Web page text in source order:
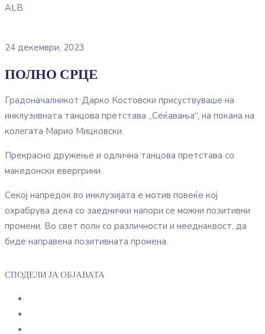
ALB
24 декември, 2023
ПОЛНО СРЦЕ
Градоначалникот Дарко Костовски присуствуваше на
инклузивната танцова претстава „Сеќавања“, на покана на
колегата Марио Мицковски.
Прекрасно дружење и одлична танцова претстава со
македонски евергрини.
Секој напредок во инклузијата е мотив повеќе кој
охрабрува дека со заеднички напори се можни позитивни
промени. Во свет полн со различности и нееднаквост, да
биде направена позитивната промена.
СПОДЕЛИ ЈА ОБЈАВАТА